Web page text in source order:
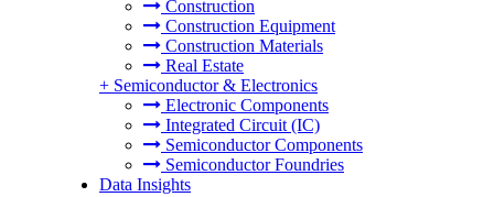
Construction
Construction Equipment
Construction Materials
Real Estate
+ Semiconductor & Electronics
Electronic Components
Integrated Circuit (IC)
Semiconductor Components
Semiconductor Foundries
Data Insights